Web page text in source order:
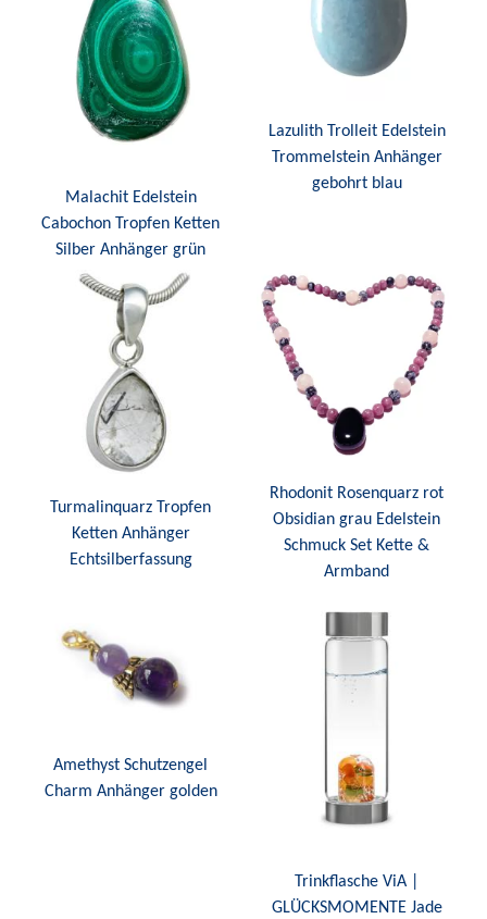
Malachit Edelstein
Cabochon Tropfen Ketten
Silber Anhänger grün
Lazulith Trolleit Edelstein
Trommelstein Anhänger
gebohrt blau
Turmalinquarz Tropfen
Ketten Anhänger
Echtsilberfassung
Rhodonit Rosenquarz rot
Obsidian grau Edelstein
Schmuck Set Kette &
Armband
Amethyst Schutzengel
Charm Anhänger golden
Trinkflasche ViA |
GLÜCKSMOMENTE Jade